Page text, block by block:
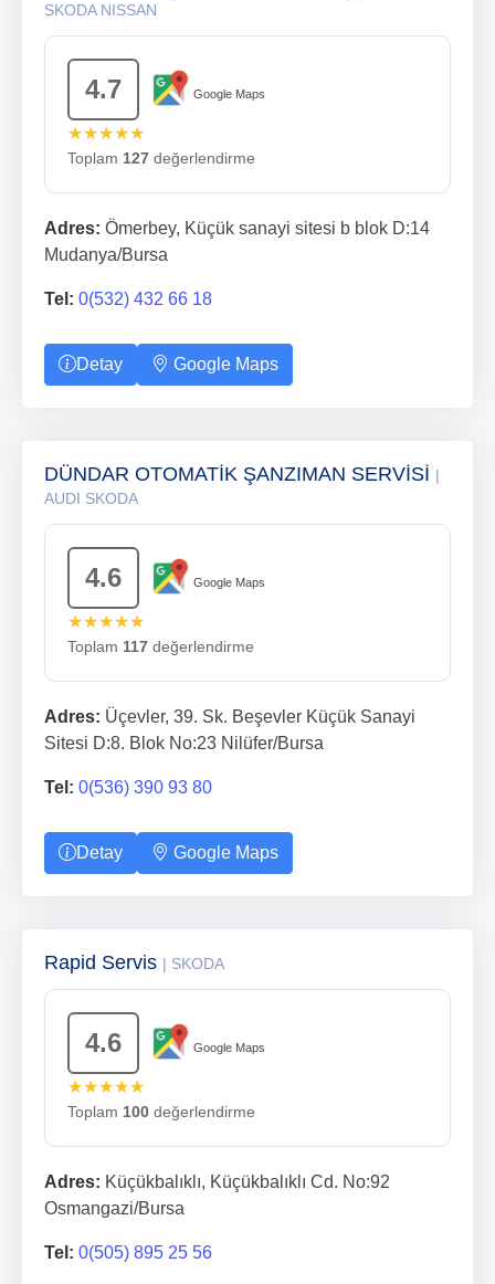
SKODA NISSAN
4.7 Google Maps
★★★★★
Toplam 127 değerlendirme
Adres: Ömerbey, Küçük sanayi sitesi b blok D:14
Mudanya/Bursa
Tel: 0(532) 432 66 18
Detay Google Maps
DÜNDAR OTOMATİK ŞANZIMAN SERVİSİ |
AUDI SKODA
4.6 Google Maps
★★★★★
Toplam 117 değerlendirme
Adres: Üçevler, 39. Sk. Beşevler Küçük Sanayi
Sitesi D:8. Blok No:23 Nilüfer/Bursa
Tel: 0(536) 390 93 80
Detay Google Maps
Rapid Servis | SKODA
4.6 Google Maps
★★★★★
Toplam 100 değerlendirme
Adres: Küçükbalıklı, Küçükbalıklı Cd. No:92
Osmangazi/Bursa
Tel: 0(505) 895 25 56